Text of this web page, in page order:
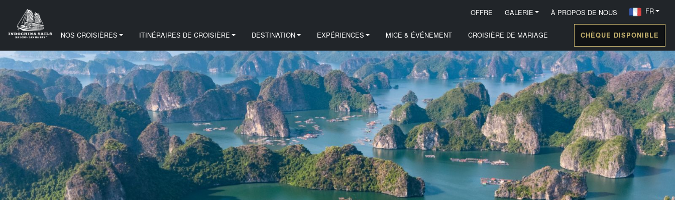
OFFRE GALERIE À PROPOS DE NOUS FR
NOS CROISIÈRES ITINÉRAIRES DE CROISIÈRE DESTINATION EXPÉRIENCES MICE & ÉVÉNEMENT CROISIÈRE DE MARIAGE CHÈQUE DISPONIBLE